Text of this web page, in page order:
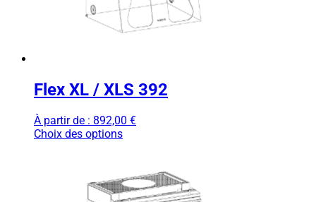
Flex XL / XLS 392
À partir de : 892,00 €
Choix des options